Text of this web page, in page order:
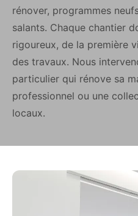
rénover, programmes
salants. Chaque chantier
rigoureux, de la première
des travaux. Nous
particulier qui rénove sa
professionnel ou une
locaux.